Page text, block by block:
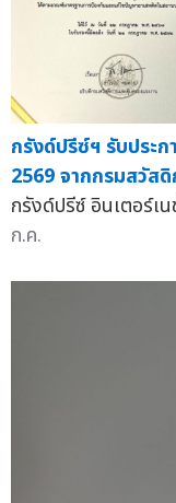
กรังด์ปรีซ์ฯ รับประ
2569 จากกรมสวัส
กรังด์ปรีซ์ อินเตอร์เ
ก.ค.